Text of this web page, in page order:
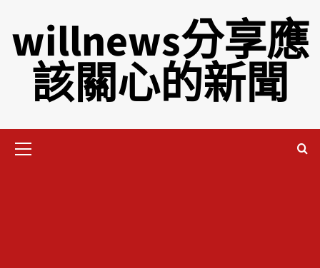
willnews分享應
該關心的新聞